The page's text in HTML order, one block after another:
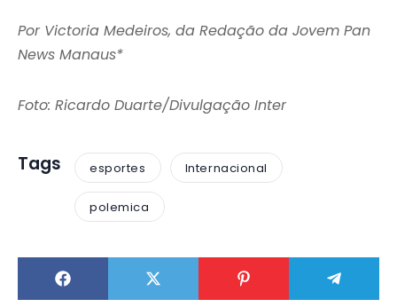
Por Victoria Medeiros, da Redação da Jovem Pan
News Manaus*
Foto: Ricardo Duarte/Divulgação Inter
Tags esportes Internacional
polemica